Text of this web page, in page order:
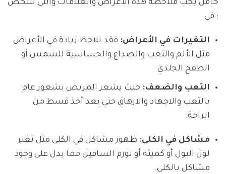
خامل يجب ملاحظة هذه الأعراض والعلامات والتي تتلخص
في :
التغيرات في الأعراض: فقد تلاحظ زيادة في الأعراض
مثل الألم والتعب والصداع والحساسية للشمس أو
الطفح الجلدي
التعب والضعف: حيث يشعر المريض بشعور عام
بالتعب والاجهاد والارهاق حتى بعد أخذ قسط من
الراحة.
مشاكل في الكلى: ظهور مشاكل في الكلى مثل تغير
لون البول أو كميته أو تورم الساقين مما يدل على وجود
مشاكل بالكلى.